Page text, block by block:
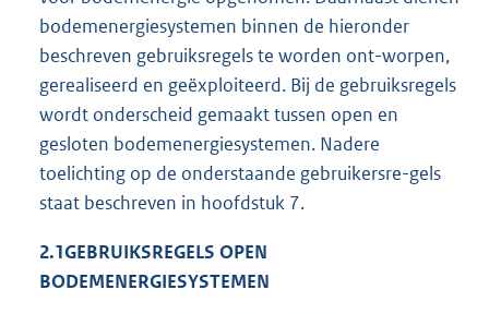
bodemenergiesystemen binnen de hieronder
beschreven gebruiksregels te worden ont-worpen,
gerealiseerd en geëxploiteerd. Bij de gebruiksregels
wordt onderscheid gemaakt tussen open en
gesloten bodemenergiesystemen. Nadere
toelichting op de onderstaande gebruikersre-gels
staat beschreven in hoofdstuk 7.
2.1GEBRUIKSREGELS OPEN
BODEMENERGIESYSTEMEN